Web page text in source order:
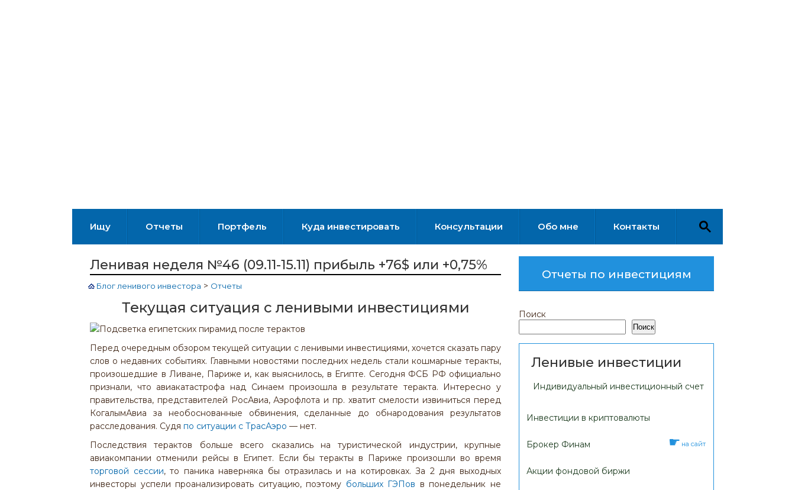
Ищу Отчеты Портфель Куда инвестировать Консультации Обо мне Контакты
Ленивая неделя №46 (09.11-15.11) прибыль +76$ или +0,75%
Блог ленивого инвестора > Отчеты
Текущая ситуация с ленивыми инвестициями
Перед очередным обзором текущей ситуации с ленивыми инвестициями, хочется сказать пару
слов о недавних событиях. Главными новостями последних недель стали кошмарные теракты,
произошедшие в Ливане, Париже и, как выяснилось, в Египте. Сегодня ФСБ РФ официально
признали, что авиакатастрофа над Синаем произошла в результате теракта. Интересно у
правительства, представителей РосАвиа, Аэрофлота и пр. хватит смелости извиниться перед
КогалымАвиа за необоснованные обвинения, сделанные до обнародования результатов
расследования. Судя по ситуации с ТрасАэро — нет.
Последствия терактов больше всего сказались на туристической индустрии, крупные
авиакомпании отменили рейсы в Египет. Если бы теракты в Париже произошли во время
торговой сессии, то паника наверняка бы отразилась и на котировках. За 2 дня выходных
инвесторы успели проанализировать ситуацию, поэтому больших ГЭПов в понедельник не
Отчеты по инвестициям
Поиск
Поиск
Ленивые инвестиции
Индивидуальный инвестиционный счет
Инвестиции в криптовалюты
Брокер Финам на сайт
Акции фондовой биржи